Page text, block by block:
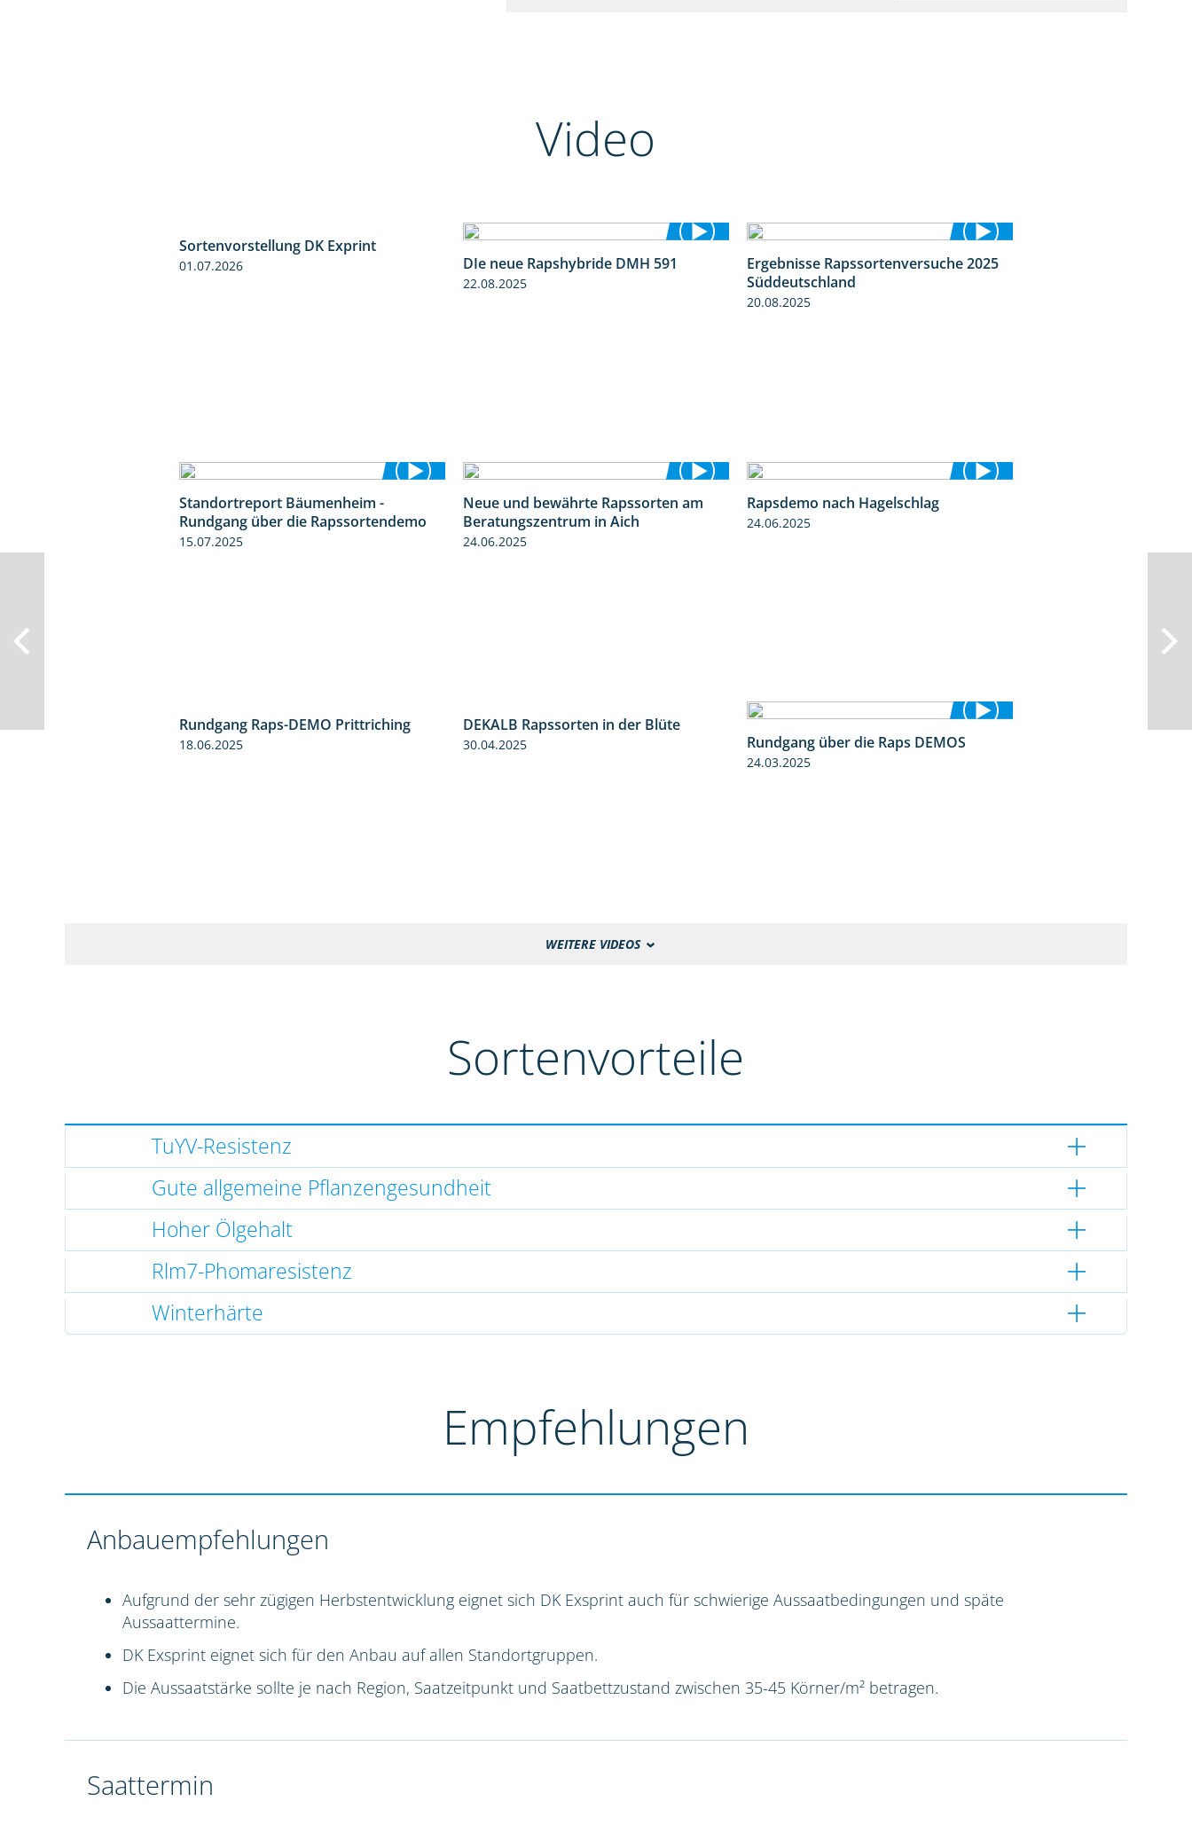
Video
Sortenvorstellung DK Exprint DIe neue Rapshybride DMH 591
22.08.2025
4:08
Ergebnisse Rapssortenversuche 2025
Süddeutschland
20.08.2025
Standortreport Bäumenheim -
Rundgang über die Rapssortendemo
15.07.2025
9:06
Neue und bewährte Rapssorten am
Beratungszentrum in Aich
24.06.2025
Rapsdemo nach Hagelschlag
24.06.2025
5:34
Rundgang Raps-DEMO Prittriching
18.06.2025 DEKALB Rapssorten in der Blüte Rundgang über die Raps DEMOS
24.03.2025
WEITERE VIDEOS
Sortenvorteile
TuYV-Resistenz
Gute allgemeine Pflanzengesundheit
Hoher Ölgehalt
Rlm7-Phomaresistenz
Winterhärte
Empfehlungen
Anbauempfehlungen
Aufgrund der sehr zügigen Herbstentwicklung eignet sich DK Exsprint auch für schwierige Aussaatbedingungen und späte
Aussaattermine.
DK Exsprint eignet sich für den Anbau auf allen Standortgruppen.
Die Aussaatstärke sollte je nach Region, Saatzeitpunkt und Saatbettzustand zwischen 35-45 Körner/m² betragen.
Saattermin